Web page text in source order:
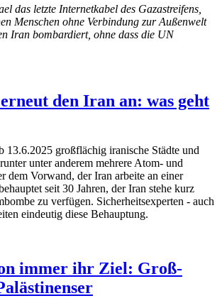
das letzte Internetkabel des Gazastreifens,
Menschen ohne Verbindung zur Außenwelt
Iran bombardiert, ohne dass die UN
den Iran an: was geht
13.6.2025 großflächig iranische Städte und
unter anderem mehrere Atom- und
dem Vorwand, der Iran arbeite an einer
seit 30 Jahren, der Iran stehe kurz
zu verfügen. Sicherheitsexperten - auch
eindeutig diese Behauptung.
immer ihr Ziel: Groß-